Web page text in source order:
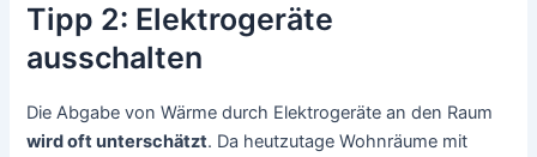
Tipp 2: Elektrogeräte
ausschalten
Die Abgabe von Wärme durch Elektrogeräte an den Raum
wird oft unterschätzt. Da heutzutage Wohnräume mit